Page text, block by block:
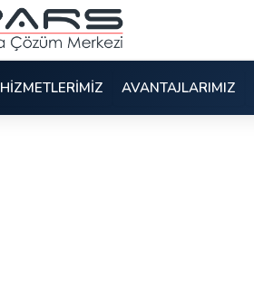
HİZMETLERİMİZ AVANTAJLARIMIZ